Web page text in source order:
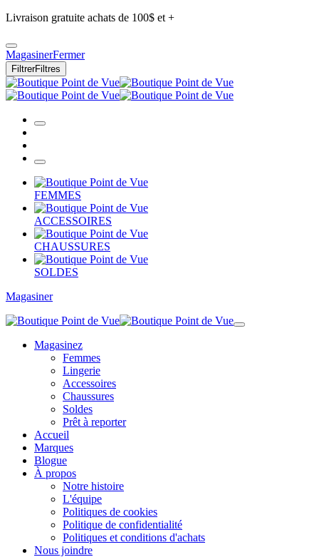
Livraison gratuite achats de 100$ et +
MagasinerFermer
FiltrerFiltres
FEMMES
ACCESSOIRES
CHAUSSURES
SOLDES
Magasiner
Magasinez
Femmes
Lingerie
Accessoires
Chaussures
Soldes
Prêt à reporter
Accueil
Marques
Blogue
À propos
Notre histoire
L'équipe
Politiques de cookies
Politique de confidentialité
Politiques et conditions d'achats
Nous joindre